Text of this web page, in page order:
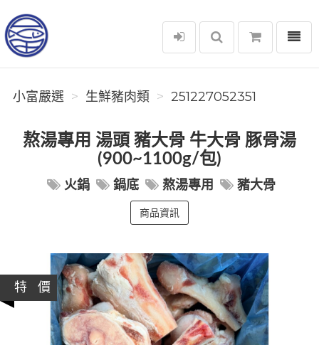
小富嚴選
選單
小富嚴選 生鮮豬肉類 251227052351
熬湯專用 湯頭 豬大骨 牛大骨 豚骨湯
(900~1100g/包)
火鍋 鍋底 熬湯專用 豬大骨
商品資訊
特 價